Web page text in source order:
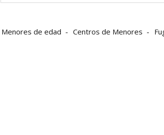
Menores de edad Centros de Menores